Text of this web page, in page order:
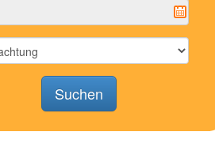
Suchen